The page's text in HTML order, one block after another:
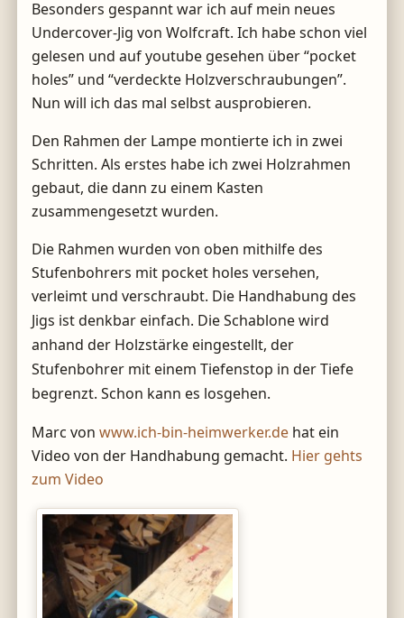
Besonders gespannt war ich auf mein neues
Undercover-Jig von Wolfcraft. Ich habe schon viel
gelesen und auf youtube gesehen über “pocket
holes” und “verdeckte Holzverschraubungen”.
Nun will ich das mal selbst ausprobieren.
Den Rahmen der Lampe montierte ich in zwei
Schritten. Als erstes habe ich zwei Holzrahmen
gebaut, die dann zu einem Kasten
zusammengesetzt wurden.
Die Rahmen wurden von oben mithilfe des
Stufenbohrers mit pocket holes versehen,
verleimt und verschraubt. Die Handhabung des
Jigs ist denkbar einfach. Die Schablone wird
anhand der Holzstärke eingestellt, der
Stufenbohrer mit einem Tiefenstop in der Tiefe
begrenzt. Schon kann es losgehen.
Marc vonwww.ich-bin-heimwerker.de hat ein
Video von der Handhabung gemacht. Hier gehts
zum Video